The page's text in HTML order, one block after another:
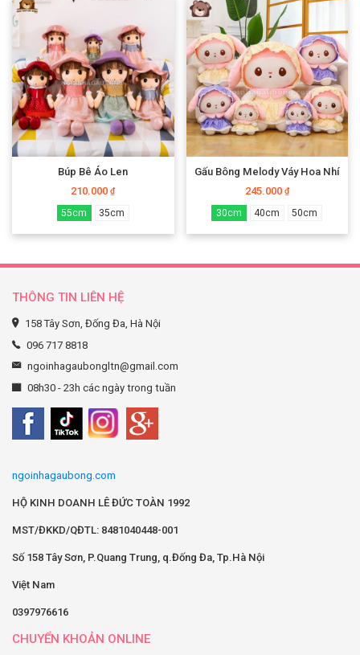
Búp Bê Áo Len
210.000₫
55cm 35cm
Gấu Bông Melody Váy Hoa Nhí
245.000 ₫
30cm 40cm 50cm
THÔNG TIN LIÊN HỆ
158 Tây Sơn, Đống Đa, Hà Nội
096 717 8818
ngoinhagaubongltn@gmail.com
08h30 - 23h các ngày trong tuần
ngoinhagaubong.com
HỘ KINH DOANH LÊ ĐỨC TOÀN 1992
MST/ĐKKD/QĐTL: 8481040448-001
Số 158 Tây Sơn, P.Quang Trung, q.Đống Đa, Tp.Hà Nội
Việt Nam
0397976616
CHUYỂN KHOẢN ONLINE